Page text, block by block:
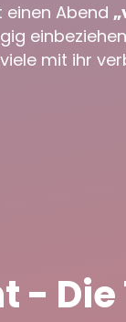
einen Abend
mit ihr
- Die